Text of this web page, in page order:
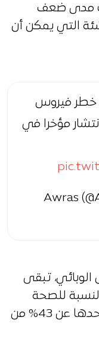
مدى ضعف
التي يمكن أن
خطر فيروس
مؤخرا في
الوبائي، تبقى
للصحة
العمومية خاصة وأنها مسؤولة لوحدها عن 43% من